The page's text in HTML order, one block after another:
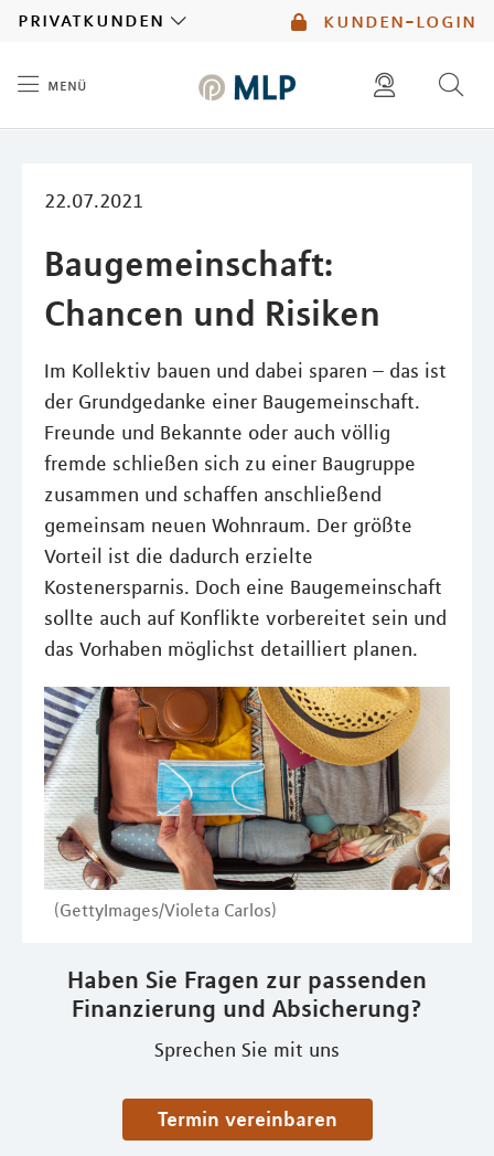
kunden-login
privatkunden
menü
22.07.2021
Baugemeinschaft:
Chancen und Risiken
Im Kollektiv bauen und dabei sparen – das ist
der Grundgedanke einer Baugemeinschaft.
Freunde und Bekannte oder auch völlig
fremde schließen sich zu einer Baugruppe
zusammen und schaffen anschließend
gemeinsam neuen Wohnraum. Der größte
Vorteil ist die dadurch erzielte
Kostenersparnis. Doch eine Baugemeinschaft
sollte auch auf Konflikte vorbereitet sein und
das Vorhaben möglichst detailliert planen.
(GettyImages/Violeta Carlos)
Haben Sie Fragen zur passenden
Finanzierung und Absicherung?
Sprechen Sie mit uns
Termin vereinbaren